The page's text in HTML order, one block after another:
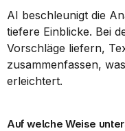
AI beschleunigt die
tiefere Einblicke. Bei
Vorschläge liefern,
zusammenfassen,
erleichtert.
Auf welche Weise